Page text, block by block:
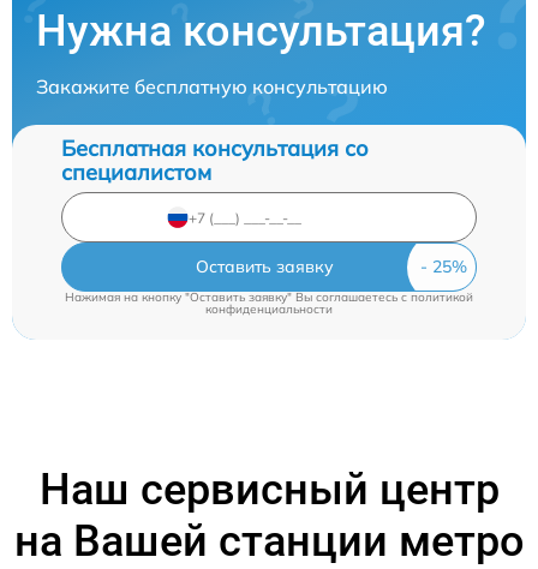
Нужна консультация?
Закажите бесплатную консультацию
Бесплатная консультация со
специалистом
Оставить заявку
Нажимая на кнопку "Оставить заявку" Вы соглашаетесь c политикой
конфиденциальности
Наш сервисный центр
на Вашей станции метро